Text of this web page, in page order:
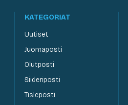
KATEGORIAT
Uutiset
Juomaposti
Olutposti
Siideriposti
Tisleposti